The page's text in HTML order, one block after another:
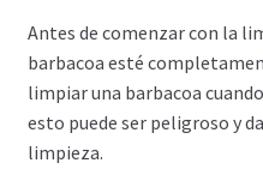
Antes de comenzar con la
barbacoa esté
limpiar una barbacoa
esto puede ser peligroso y
limpieza.